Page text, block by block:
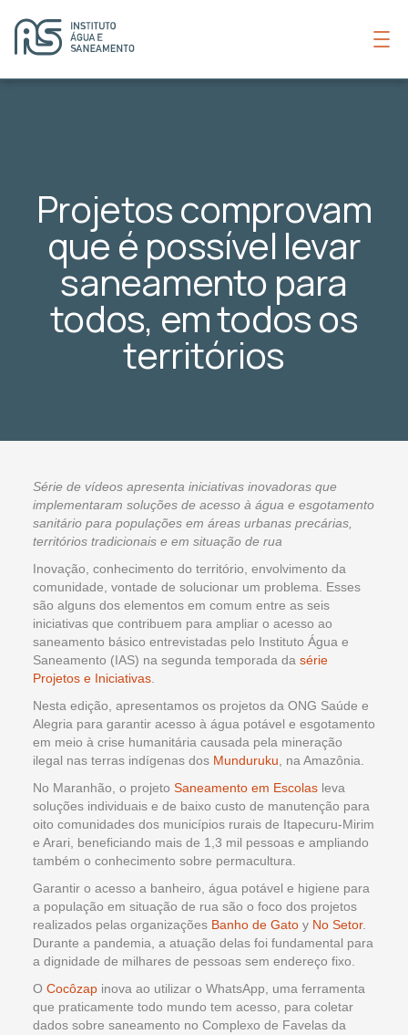
Projetos comprovam
que é possível levar
saneamento para
todos, em todos os
territórios
Série de vídeos apresenta iniciativas inovadoras que
implementaram soluções de acesso à água e esgotamento
sanitário para populações em áreas urbanas precárias,
territórios tradicionais e em situação de rua
Inovação, conhecimento do território, envolvimento da
comunidade, vontade de solucionar um problema. Esses
são alguns dos elementos em comum entre as seis
iniciativas que contribuem para ampliar o acesso ao
saneamento básico entrevistadas pelo Instituto Água e
Saneamento (IAS) na segunda temporada da série
Projetos e Iniciativas
Nesta edição, apresentamos os projetos da ONG Saúde e
Alegria para garantir acesso à água potável e esgotamento
em meio à crise humanitária causada pela mineração
ilegal nas terras indígenas dos Munduruku , na Amazônia.
No Maranhão, o projeto Saneamento em Escolas leva
soluções individuais e de baixo custo de manutenção para
oito comunidades dos municípios rurais de Itapecuru-Mirim
e Arari, beneficiando mais de 1,3 mil pessoas e ampliando
também o conhecimento sobre permacultura.
Garantir o acesso a banheiro, água potável e higiene para
a população em situação de rua são o foco dos projetos
realizados pelas organizações Banho de Gato y No Setor.
Durante a pandemia, a atuação delas foi fundamental para
a dignidade de milhares de pessoas sem endereço fixo.
O Cocôzap inova ao utilizar o WhatsApp, uma ferramenta
que praticamente todo mundo tem acesso, para coletar
dados sobre saneamento no Complexo de Favelas da